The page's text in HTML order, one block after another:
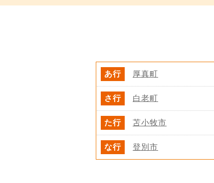
あ行 厚真町
さ行 白老町
た行 苫小牧市
な行 登別市